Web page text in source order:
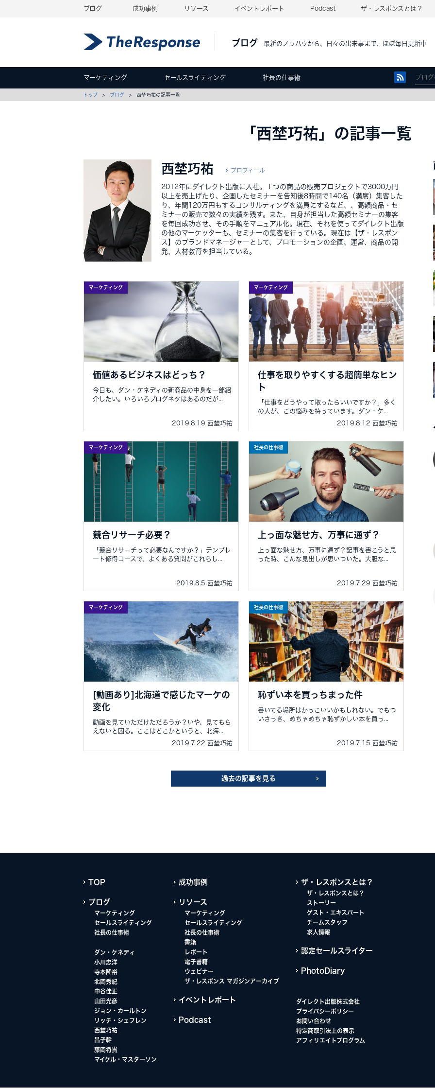
ブログ 成功事例 リソース イベントレポート Podcast ザ・レスポンスとは？
ブログ 最新のノウハウから、日々の出来事まで、ほぼ毎日更新中
マーケティング セールスライティング 社長の仕事術
トップ > ブログ > 西埜巧祐の記事一覧
「西埜巧祐」の記事一覧
西埜巧祐 プロフィール
2012年にダイレクト出版に入社。１つの商品の販売プロジェクトで3000万円
以上を売上げたり、企画したセミナーを告知後8時間で140名（満席）集客した
り、年間120万円もするコンサルティングを満員にするなど、、高額商品・セ
ミナーの販売で数々の実績を残す。また、自身が担当した高額セミナーの集客
を毎回成功させ、その手順をマニュアル化。現在、それを使ってダイレクト出版
の他のマーケッターも、セミナーの集客を行っている。現在は【ザ・レスポン
ス】のブランドマネージャーとして、プロモーションの企画、運営、商品の開
発、人材教育を担当している。
マーケティング
価値あるビジネスはどっち？
今日も、ダン・ケネディの新商品の中身を一部紹
介したい。いろいろブログネタはあるのだが...
2019.8.19 西埜巧祐
マーケティング
仕事を取りやすくする超簡単なヒン
ト
「仕事をどうやって取ったらいいですか？」多く
の人が、この悩みを持っています。ダン・ケ...
2019.8.12 西埜巧祐
マーケティング
競合リサーチ必要？
「競合リサーチって必要なんですか？」テンプレ
ート修得コースで、よくある質問がこれらし...
2019.8.5 西埜巧祐
社長の仕事術
上っ面な魅せ方、万事に通ず？
上っ面な魅せ方、万事に通ず？記事を書こうと思
った時、こんな見出しが思いついた。大胆な...
2019.7.29 西埜巧祐
マーケティング
[動画あり]北海道で感じたマーケの
変化
動画を見ていただけただろうか？いや、見てもら
えないと困る。ここはどこかというと、北海...
2019.7.22 西埜巧祐
社長の仕事術
恥ずい本を買っちまった件
書いてる場所はかっこいいかもしれない。でもつ
いさっき、めちゃめちゃ恥ずかしい本を買っ...
2019.7.15 西埜巧祐
過去の記事を見る
TOP
ブログ
マーケティング
セールスライティング
社長の仕事術
ダン・ケネディ
小川忠洋
寺本隆裕
北岡秀紀
中谷佳正
山田光彦
ジョン・カールトン
リッチ・シェフレン
西埜巧祐
昌子幹
藤岡将貴
マイケル・マスターソン
成功事例
リソース
マーケティング
セールスライティング
社長の仕事術
書籍
レポート
電子書籍
ウェビナー
ザ・レスポンス マガジンアーカイブ
イベントレポート
Podcast
ザ・レスポンスとは？
ザ・レスポンスとは？
ストーリー
ゲスト・エキスパート
チームスタッフ
求人情報
認定セールスライター
PhotoDiary
ダイレクト出版株式会社
プライバシーポリシー
お問い合わせ
特定商取引法上の表示
アフィリエイトプログラム